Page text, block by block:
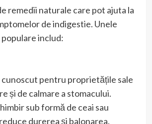
remedii naturale care pot ajuta la
de indigestie. Unele
includ:
pentru proprietățile sale
și de calmare a stomacului.
sub formă de ceai sau
durerea și balonarea.